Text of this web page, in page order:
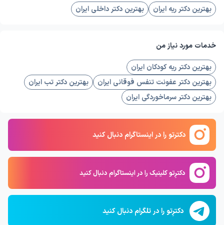
بهترین دکتر ریه ایران بهترین دکتر داخلی ایران
خدمات مورد نیاز من
بهترین دکتر ریه کودکان ایران
بهترین دکتر عفونت تنفس فوقانی ایران
بهترین دکتر تب ایران
بهترین دکتر سرماخوردگی ایران
دکترتو را در اینستاگرام دنبال کنید
دکترِتو کلینیک را در اینستاگرام دنبال کنید
دکترِتو را در تلگرام دنبال کنید